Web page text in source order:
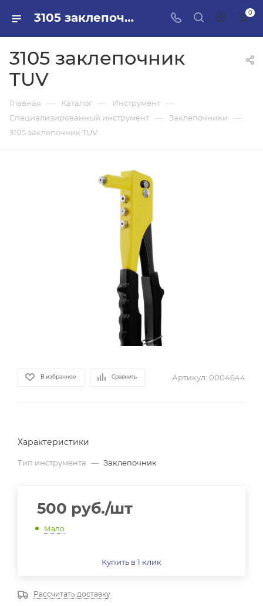
3105 заклепочник TUV в ПИЛОН — купить стройматериалы в интернет-магазине ПИЛОН с доставкой оптом и в розницу 0
3105 заклепочник
TUV
Главная — Каталог — Инструмент —
Специализированный инструмент — Заклепочники —
3105 заклепочник TUV
В избранное Сравнить Артикул: 0004644
Характеристики
Тип инструмента — Заклепочник
500 руб./шт
Мало
Купить в 1 клик
Рассчитать доставку